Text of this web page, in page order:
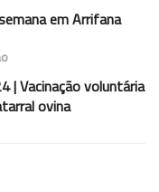
em Arrifana
| Vacinação voluntária
ovina